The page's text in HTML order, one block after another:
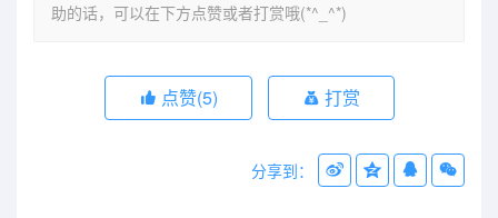
助的话，可以在下方点赞或者打赏哦(*^_^*)
点赞(5) 打赏
分享到：